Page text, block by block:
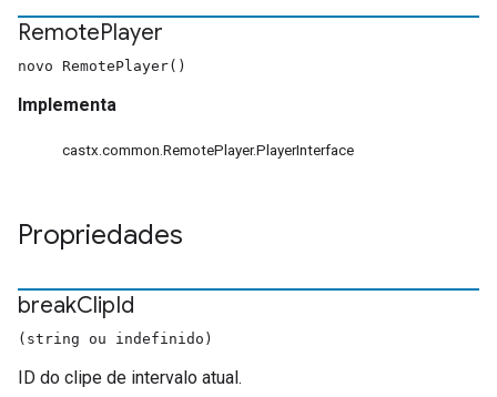
RemotePlayer
novo RemotePlayer()
Implementa
castx.common.RemotePlayer.PlayerInterface
Propriedades
breakClipId
(string ou indefinido)
ID do clipe de intervalo atual.